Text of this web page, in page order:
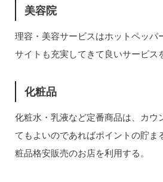
美容院
理容・美容サービスはホットペッパ
サイトも充実してきて良いサービス
化粧品
化粧水・乳液など定番商品は、カウ
てもよいのであればポイントの貯ま
粧品格安販売のお店を利用する。